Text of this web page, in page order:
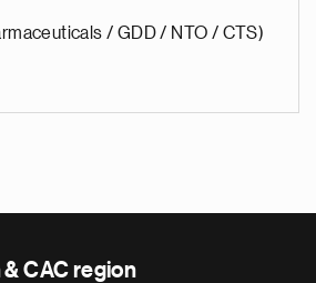
/ GDD / NTO / CTS)
CAC region